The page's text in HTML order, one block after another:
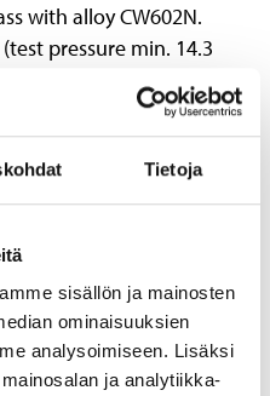
Tietoja
sisällön ja mainosten
ominaisuuksien
analysoimiseen. Lisäksi
ja analytiikka-
with alloy CW602N.
pressure min. 14.3
3/4 "
19 mm